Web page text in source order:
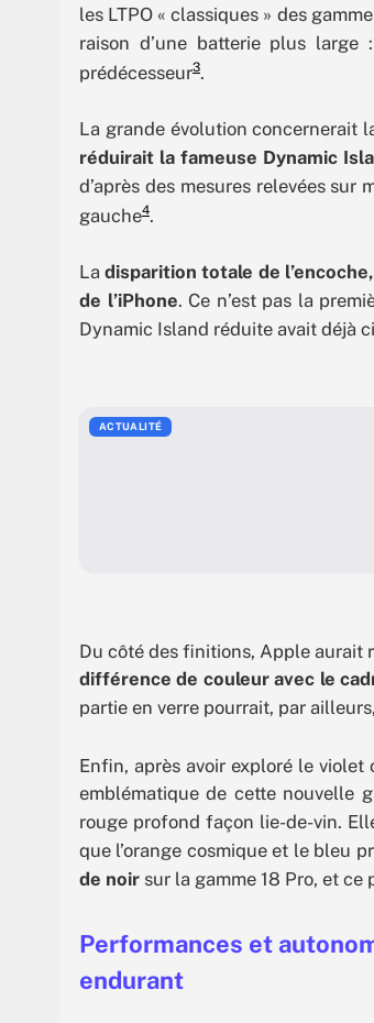
les LTPO « classiques » des
raison d’une batterie plus large :
prédécesseur3.
La grande évolution concernerait
réduirait la fameuse Dynamic
d’après des mesures relevées
gauche4.
Ladisparition totale de
de l’iPhone. Ce n’est pas la
Dynamic Island réduite avait déjà
ACTUALITÉ
Du côté des finitions, Apple aurait
différence de couleur avec le
partie en verre pourrait, par
Enfin, après avoir exploré le
emblématique de cette nouvelle
rouge profond façon lie-de-vin.
que l’orange cosmique et le bleu
de noir sur la gamme 18 Pro, et ce
Performances et
endurant